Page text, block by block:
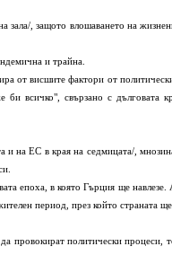
зала/, защото влошаването на
и трайна.
висшите фактори от
всичко", свързано с дълговата
в края на седмицата/, мнозина
в която Гърция ще навлезе.
период, през който страната
политически процеси,